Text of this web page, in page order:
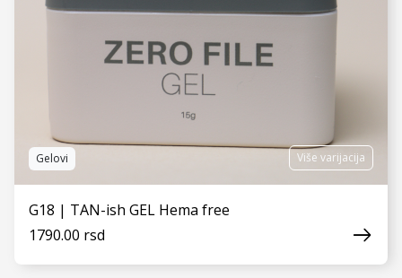
Gelovi Više varijacija
G18 | TAN-ish GEL Hema free
1790.00 rsd